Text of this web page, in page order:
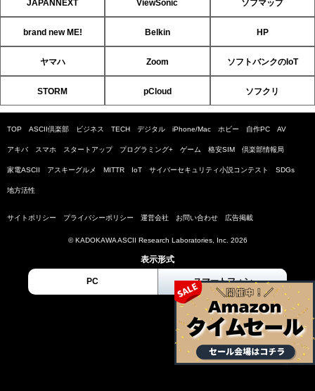
JAPANNEXT ViewSonic ソフマップ
brand new ME! Belkin HP
ヤマハ Zoom ソフトバンクのIoT
STORM pCloud ソフクリ
TOP ASCII倶楽部 ビジネス TECH デジタル iPhone/Mac ホビー 自作PC AV
アキバ スマホ スタートアップ プログラミング+ ゲーム 格安SIM 倶楽部情報局
家電ASCII アスキーグルメ MITTR IoT サイバーセキュリティ小説コンテスト SDGs
地方活性
サイトポリシー プライバシーポリシー 運営会社 お問い合わせ 広告掲載
© KADOKAWA ASCII Research Laboratories, Inc. 2026
表示形式
PC スマートフォン